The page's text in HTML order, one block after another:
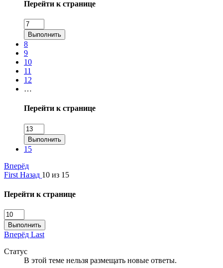
Перейти к странице
Выполнить
8
9
10
11
12
…
Перейти к странице
Выполнить
15
Вперёд
First Назад 10 из 15
Перейти к странице
Выполнить
Вперёд Last
Статус
В этой теме нельзя размещать новые ответы.